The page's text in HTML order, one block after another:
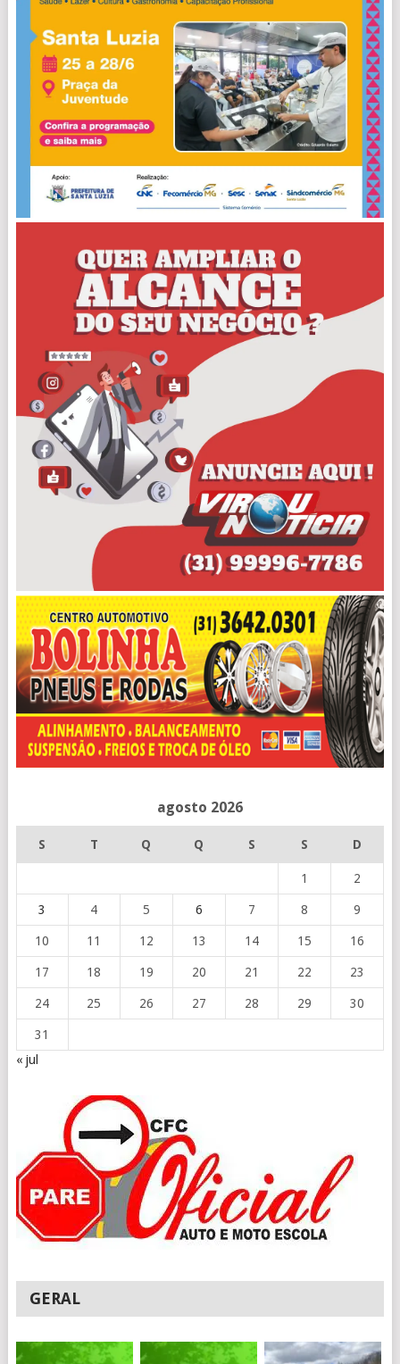
agosto 2026
S T Q Q S S D
1 2
3 4 5 6 7 8 9
10 11 12 13 14 15 16
17 18 19 20 21 22 23
24 25 26 27 28 29 30
31
« jul
GERAL